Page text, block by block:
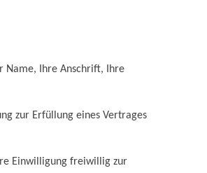
Name, Ihre Anschrift, Ihre
zur Erfüllung eines Vertrages
Einwilligung freiwillig zur